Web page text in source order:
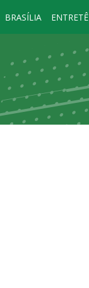
BRASÍLIA ENTRETÊ